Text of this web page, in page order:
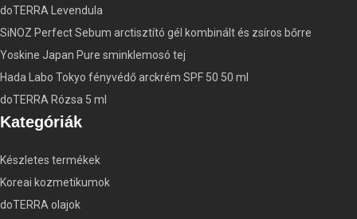
doTERRA Levendula
SiNOZ Perfect Sebum arctisztító gél kombinált és zsíros bőrre
Yoskine Japan Pure sminklemosó tej
Hada Labo Tokyo fényvédő arckrém SPF 50 50 ml
doTERRA Rózsa 5 ml
Kategóriák
Készletes termékek
Koreai kozmetikumok
doTERRA olajok